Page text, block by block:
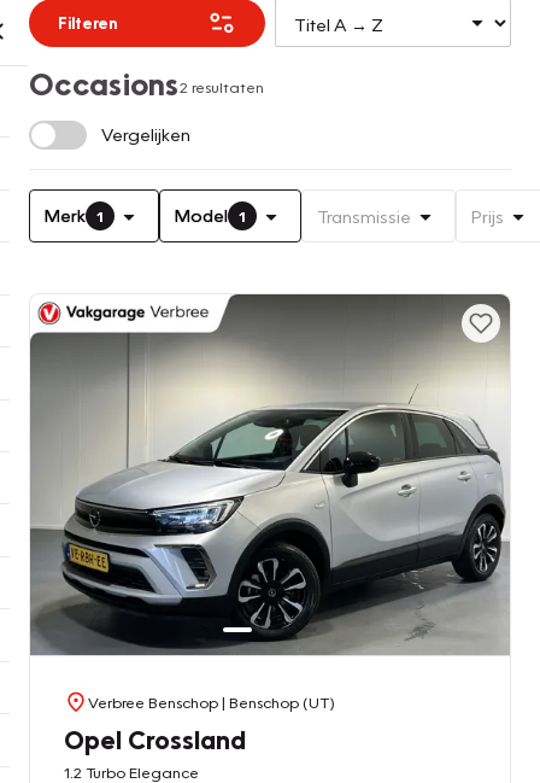
Filteren
Occasions2 resultaten
Vergelijken
Merk 1 Model 1 Transmissie Prijs
Verbree Benschop| Benschop (UT)
Opel Crossland
1.2 Turbo Elegance